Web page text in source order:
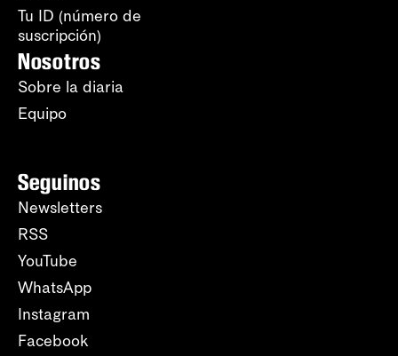
Tu ID (número de
suscripción)
Nosotros
Sobre la diaria
Equipo
Seguinos
Newsletters
RSS
YouTube
WhatsApp
Instagram
Facebook